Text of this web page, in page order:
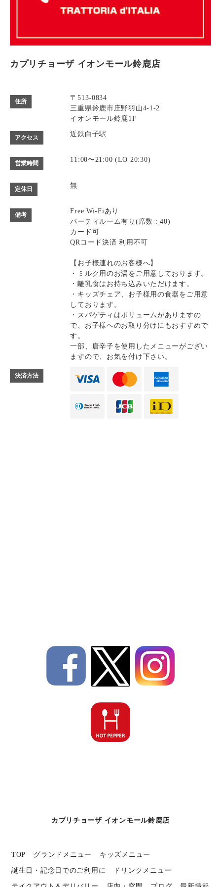
カプリチョーザ イオンモール鈴鹿店
住所
〒513-0834
三重県鈴鹿市庄野羽山4-1-2
イオンモール鈴鹿1F
アクセス 近鉄白子駅
営業時間 11:00〜21:00 (LO 20:30)
定休日 無
備考
Free Wi-Fiあり
パーティルーム有り(席数 : 40)
カード可
QRコード決済 利用不可
【お子様連れのお客様へ】
・ミルク用のお湯をご用意しております。
・離乳食はお持ち込みいただけます。
・キッズチェア、お子様用の食器をご用意
しております。
・スパゲティはボリュームがありますの
で、お子様へのお取り分けにもおすすめで
す。
一部、唐辛子を使用したメニューがござい
ますので、お気を付け下さい。
決済方法
カプリチョーザ イオンモール鈴鹿店
TOP グランドメニュー キッズメニュー
誕生日・記念日でのご利用に ドリンクメニュー